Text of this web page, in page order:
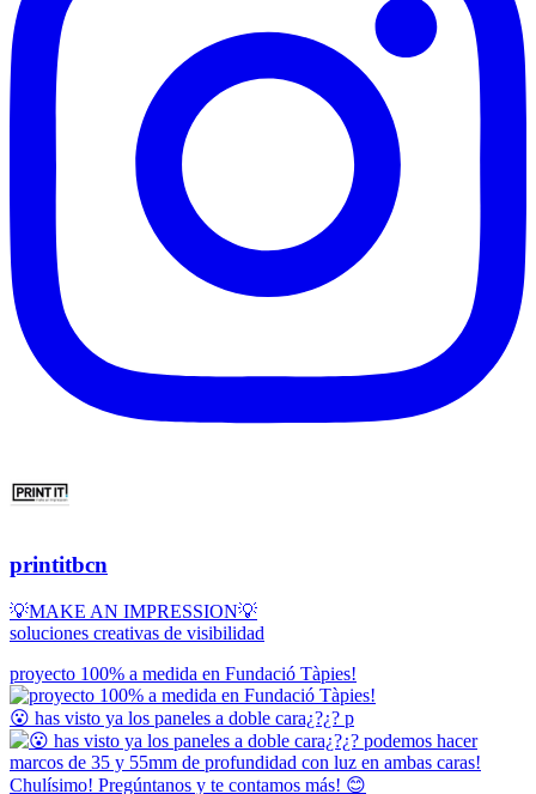
printitbcn
💡MAKE AN IMPRESSION💡
soluciones creativas de visibilidad
proyecto 100% a medida en Fundació Tàpies!
😮 has visto ya los paneles a doble cara¿?¿? p